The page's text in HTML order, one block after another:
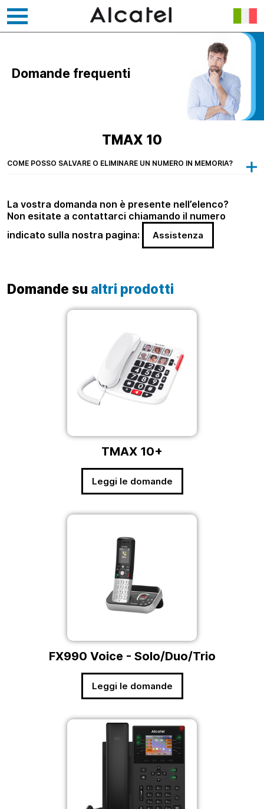
Domande frequenti
TMAX 10
COME POSSO SALVARE O ELIMINARE UN NUMERO IN MEMORIA?
La vostra domanda non è presente nell’elenco?
Non esitate a contattarci chiamando il numero
indicato sulla nostra pagina:
Assistenza
Domande su altri prodotti
TMAX 10+
Leggi le domande
FX990 Voice - Solo/Duo/Trio
Leggi le domande